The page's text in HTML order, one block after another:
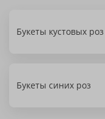
Букеты кустовых роз
Букеты синих роз